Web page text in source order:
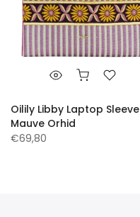
Oilily Libby Laptop Sleeve
Mauve Orhid
€69,80